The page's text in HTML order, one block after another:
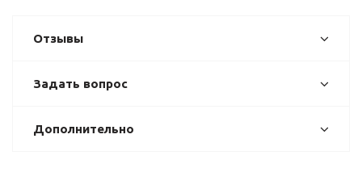
Отзывы
Задать вопрос
Дополнительно